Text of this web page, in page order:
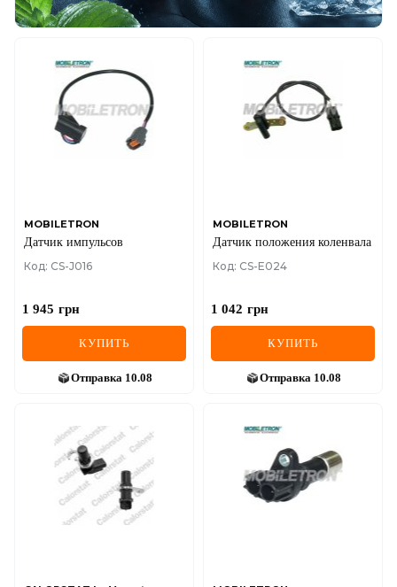
MOBILETRON
Датчик импульсов
Код: CS-J016
1 945 грн
КУПИТЬ
Отправка 10.08
MOBILETRON
Датчик положения коленвала
Код: CS-E024
1 042 грн
КУПИТЬ
Отправка 10.08